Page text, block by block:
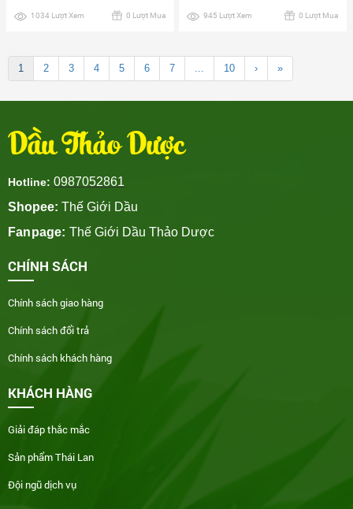
1034 Lượt Xem 0 Lượt Mua 945 Lượt Xem 0 Lượt Mua
1 2 3 4 5 6 7 ... 10 › »
Dầu Thảo Dược
Hotline: 0987052861
Shopee: Thế Giới Dầu
Fanpage: Thế Giới Dầu Thảo Dược
CHÍNH SÁCH
Chính sách giao hàng
Chính sách đổi trả
Chính sách khách hàng
KHÁCH HÀNG
Giải đáp thắc mắc
Sản phẩm Thái Lan
Đội ngũ dịch vụ